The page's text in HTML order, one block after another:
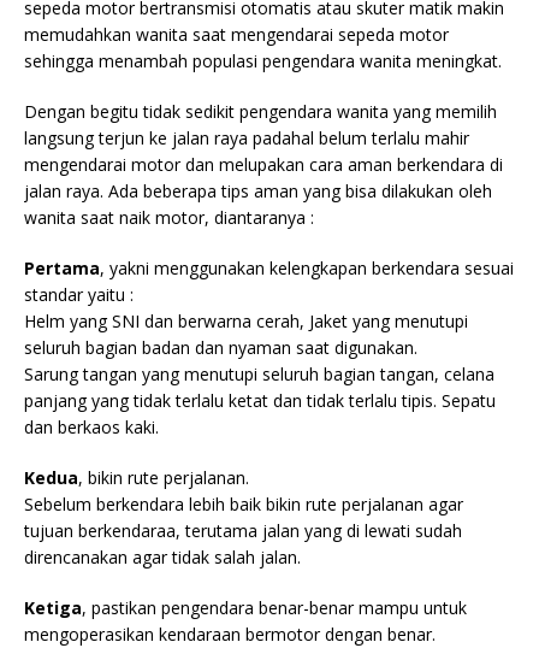
sepeda motor bertransmisi otomatis atau skuter matik makin
memudahkan wanita saat mengendarai sepeda motor
sehingga menambah populasi pengendara wanita meningkat.
Dengan begitu tidak sedikit pengendara wanita yang memilih
langsung terjun ke jalan raya padahal belum terlalu mahir
mengendarai motor dan melupakan cara aman berkendara di
jalan raya. Ada beberapa tips aman yang bisa dilakukan oleh
wanita saat naik motor, diantaranya :
Pertama, yakni menggunakan kelengkapan berkendara sesuai
standar yaitu :
Helm yang SNI dan berwarna cerah, Jaket yang menutupi
seluruh bagian badan dan nyaman saat digunakan.
Sarung tangan yang menutupi seluruh bagian tangan, celana
panjang yang tidak terlalu ketat dan tidak terlalu tipis. Sepatu
dan berkaos kaki.
Kedua, bikin rute perjalanan.
Sebelum berkendara lebih baik bikin rute perjalanan agar
tujuan berkendaraa, terutama jalan yang di lewati sudah
direncanakan agar tidak salah jalan.
Ketiga, pastikan pengendara benar-benar mampu untuk
mengoperasikan kendaraan bermotor dengan benar.